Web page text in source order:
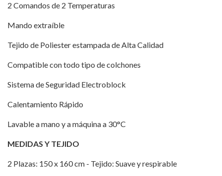
2 Comandos de 2 Temperaturas
Mando extraíble
Tejido de Poliester estampada de Alta Calidad
Compatible con todo tipo de colchones
Sistema de Seguridad Electroblock
Calentamiento Rápido
Lavable a mano y a máquina a 30°C
MEDIDAS Y TEJIDO
2 Plazas: 150 x 160 cm - Tejido: Suave y respirable